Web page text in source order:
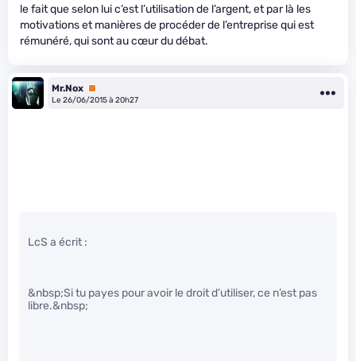
le fait que selon lui c’est l’utilisation de l’argent, et par là les
motivations et manières de procéder de l’entreprise qui est
rémunéré, qui sont au cœur du débat.
Mr.Nox Premium
Le 26/06/2015 à 20h27
LcS a écrit :
&nbsp;Si tu payes pour avoir le droit d’utiliser, ce n’est pas
libre.&nbsp;